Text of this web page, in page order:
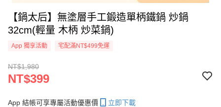
【鍋太后】無塗層手工鍛造單柄鐵鍋 炒鍋
32cm(輕量 木柄 炒菜鍋)
App 獨享活動 宅配滿NT$499免運
NT$1,980
NT$399
App 結帳可享專屬活動優惠價 立即下載